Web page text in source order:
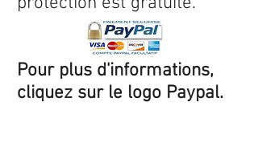
Pour plus d'informations,
cliquez sur le logo Paypal.